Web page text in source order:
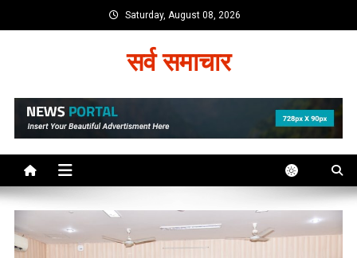
to
Saturday, August 08, 2026
सर्व समाचार